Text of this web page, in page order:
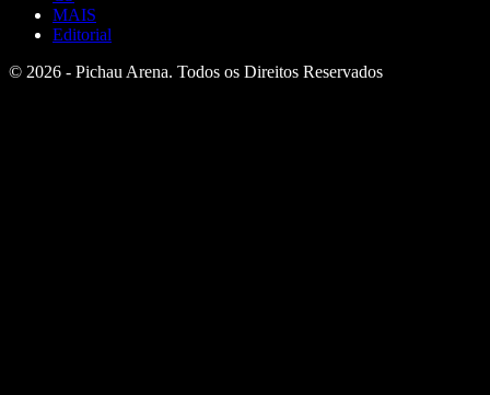
MAIS
Editorial
© 2026 - Pichau Arena. Todos os Direitos Reservados